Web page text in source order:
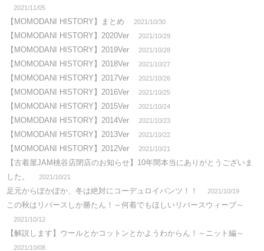
2021/11/05
【MOMODANI HISTORY】まとめ 2021/10/30
【MOMODANI HISTORY】2020Ver 2021/10/29
【MOMODANI HISTORY】2019Ver 2021/10/28
【MOMODANI HISTORY】2018Ver 2021/10/27
【MOMODANI HISTORY】2017Ver 2021/10/26
【MOMODANI HISTORY】2016Ver 2021/10/25
【MOMODANI HISTORY】2015Ver 2021/10/24
【MOMODANI HISTORY】2014Ver 2021/10/23
【MOMODANI HISTORY】2013Ver 2021/10/22
【MOMODANI HISTORY】2012Ver 2021/10/21
【古着屋JAM桃谷店閉店のお知らせ】10年間本当にありがとうございま
した。
2021/10/21
足元からぽかぽか、冬は絶対にコーデュロイパンツ！！ 2021/10/19
この秋はリバースしか勝たん！～何着でもほしいリバースウィーブ～
2021/10/12
【解説します】ウールとかコットンとかようわからん！～ニット編～
2021/10/08